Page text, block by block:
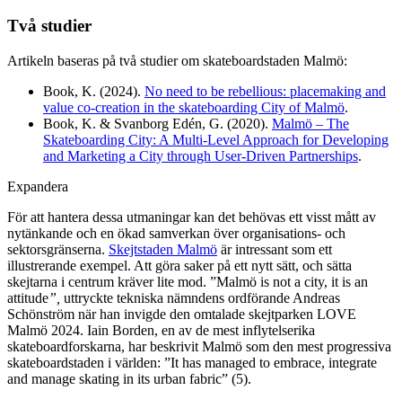
Två studier
Artikeln baseras på två studier om skateboardstaden Malmö:
Book, K. (2024). No need to be rebellious: placemaking and
value co-creation in the skateboarding City of Malmö.
Book, K. & Svanborg Edén, G. (2020). Malmö – The
Skateboarding City: A Multi-­Level Approach for Developing
and Marketing a City through User-­Driven Partnerships.
Expandera
För att hantera dessa utmaningar kan det behövas ett visst mått av
nytänkande och en ökad samverkan över organisations- och
sektorsgränserna. Skejtstaden Malmö är intressant som ett
illustrerande exempel. Att göra saker på ett nytt sätt, och sätta
skejtarna i centrum kräver lite mod. ”Malmö is not a city, it is an
attitude”, uttryckte tekniska nämndens ordförande Andreas
Schönström när han invigde den omtalade skejtparken LOVE
Malmö 2024. Iain Borden, en av de mest inflytelserika
skateboardforskarna, har beskrivit Malmö som den mest progressiva
skateboardstaden i världen: ”It has managed to embrace, integrate
and manage skating in its urban fabric” (5).